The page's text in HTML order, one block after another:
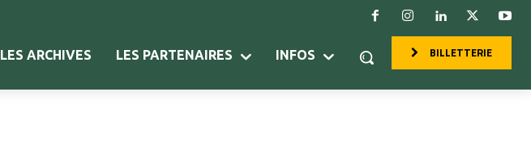
LES ARCHIVES LES PARTENAIRES INFOS BILLETTERIE